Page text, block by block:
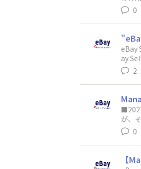
な方
数：
■時
bの
直リ
者・
商品
報の
を
0
eBay
ay
ん。
要な
した
ます
llerの
2
が、
に情
だけ
aged
ay
0
【